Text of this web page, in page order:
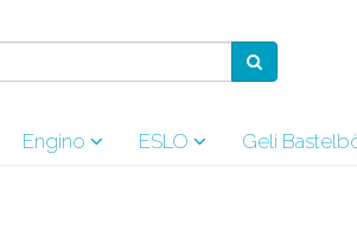
Engino ESLO Geli